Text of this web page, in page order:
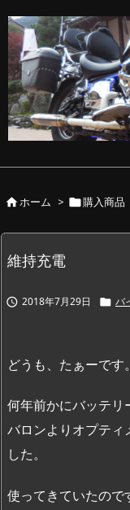
ホーム > 購入商品
維持充電
 2018年7月29日  バ
どうも、たぁーです。
何年前かにバッテリ
バロンよりオプティ
した。
使ってきていたので